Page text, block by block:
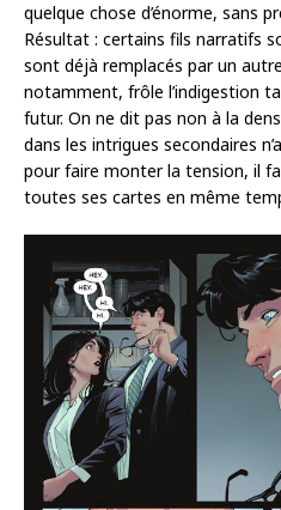
quelque chose d’énorme, sans
Résultat : certains fils narratifs
sont déjà remplacés par un
notamment, frôle l’indigestion
futur. On ne dit pas non à la
dans les intrigues secondaires
pour faire monter la tension, il
toutes ses cartes en même